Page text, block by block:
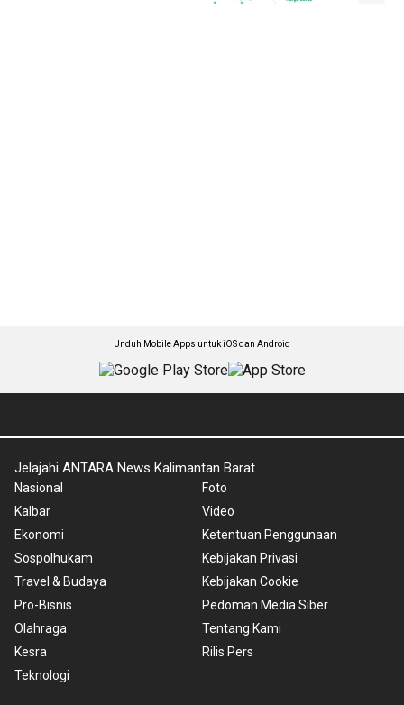
Unduh Mobile Apps untuk iOS dan Android
Jelajahi ANTARA News Kalimantan Barat
Nasional
Kalbar
Ekonomi
Sospolhukam
Travel & Budaya
Pro-Bisnis
Olahraga
Kesra
Teknologi
Foto
Video
Ketentuan Penggunaan
Kebijakan Privasi
Kebijakan Cookie
Pedoman Media Siber
Tentang Kami
Rilis Pers